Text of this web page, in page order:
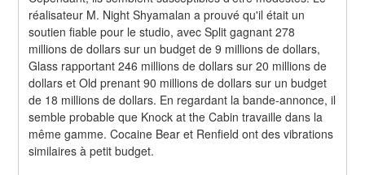
réalisateur M. Night Shyamalan a prouvé qu'il était un
soutien fiable pour le studio, avec Split gagnant 278
millions de dollars sur un budget de 9 millions de dollars,
Glass rapportant 246 millions de dollars sur 20 millions de
dollars et Old prenant 90 millions de dollars sur un budget
de 18 millions de dollars. En regardant la bande-annonce, il
semble probable que Knock at the Cabin travaille dans la
même gamme. Cocaine Bear et Renfield ont des vibrations
similaires à petit budget.